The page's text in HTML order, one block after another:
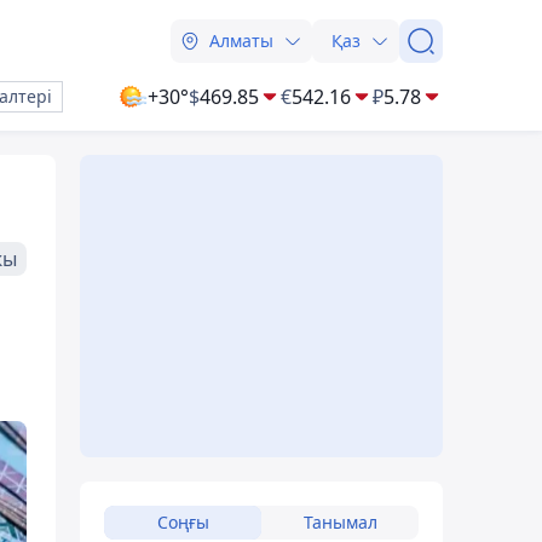
Алматы Қаз
+30°$469.85 €542.16 ₽5.78
Соңғы Танымал